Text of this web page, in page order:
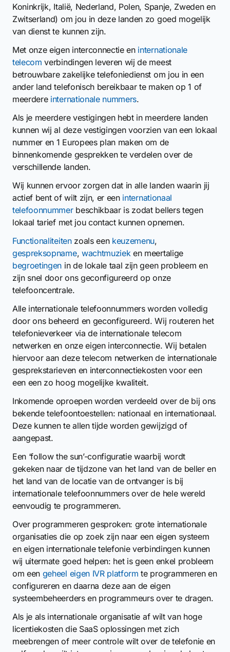
Koninkrijk, Italië, Nederland, Polen, Spanje, Zweden en
Zwitserland) om jou in deze landen zo goed mogelijk
van dienst te kunnen zijn.
Met onze eigen interconnectie en internationale
telecom verbindingen leveren wij de meest
betrouwbare zakelijke telefoniedienst om jou in een
ander land telefonisch bereikbaar te maken op 1 of
meerdere internationale nummers.
Als je meerdere vestigingen hebt in meerdere landen
kunnen wij al deze vestigingen voorzien van een lokaal
nummer en 1 Europees plan maken om de
binnenkomende gesprekken te verdelen over de
verschillende landen.
Wij kunnen ervoor zorgen dat in alle landen waarin jij
actief bent of wilt zijn, er een internationaal
telefoonnummerbeschikbaar is zodat bellers tegen
lokaal tarief met jou contact kunnen opnemen.
Functionaliteitenzoals een keuzemenu,
gespreksopname, wachtmuzieken meertalige
begroetingen in de lokale taal zijn geen probleem en
zijn snel door ons geconfigureerd op onze
telefooncentrale.
Alle internationale telefoonnummers worden volledig
door ons beheerd en geconfigureerd. Wij routeren het
telefonieverkeer via de internationale telecom
netwerken en onze eigen interconnectie. Wij betalen
hiervoor aan deze telecom netwerken de internationale
gesprekstarieven en interconnectiekosten voor een
een een zo hoog mogelijke kwaliteit.
Inkomende oproepen worden verdeeld over de bij ons
bekende telefoontoestellen: nationaal en internationaal.
Deze kunnen te allen tijde worden gewijzigd of
aangepast.
Een ‘follow the sun’-configuratie waarbij wordt
gekeken naar de tijdzone van het land van de beller en
het land van de locatie van de ontvanger is bij
internationale telefoonnummers over de hele wereld
eenvoudig te programmeren.
Over programmeren gesproken: grote internationale
organisaties die op zoek zijn naar een eigen systeem
en eigen internationale telefonie verbindingen kunnen
wij uitermate goed helpen: het is geen enkel probleem
om een geheel eigen IVR platform te programmeren en
configureren en daarna deze aan de eigen
systeembeheerders en programmeurs over te dragen.
Als je als internationale organisatie af wilt van hoge
licentiekosten die SaaS oplossingen met zich
meebrengen of meer controle wilt over de telefonie en